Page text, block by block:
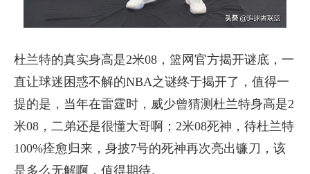
杜兰特的真实身高是2米08，篮网官方揭开谜底，一
直让球迷困惑不解的NBA之谜终于揭开了，值得一
提的是，当年在雷霆时，威少曾猜测杜兰特身高是2
米08，二弟还是很懂大哥啊；2米08死神，待杜兰特
100%痊愈归来，身披7号的死神再次亮出镰刀，该
是多么无解啊，值得期待。